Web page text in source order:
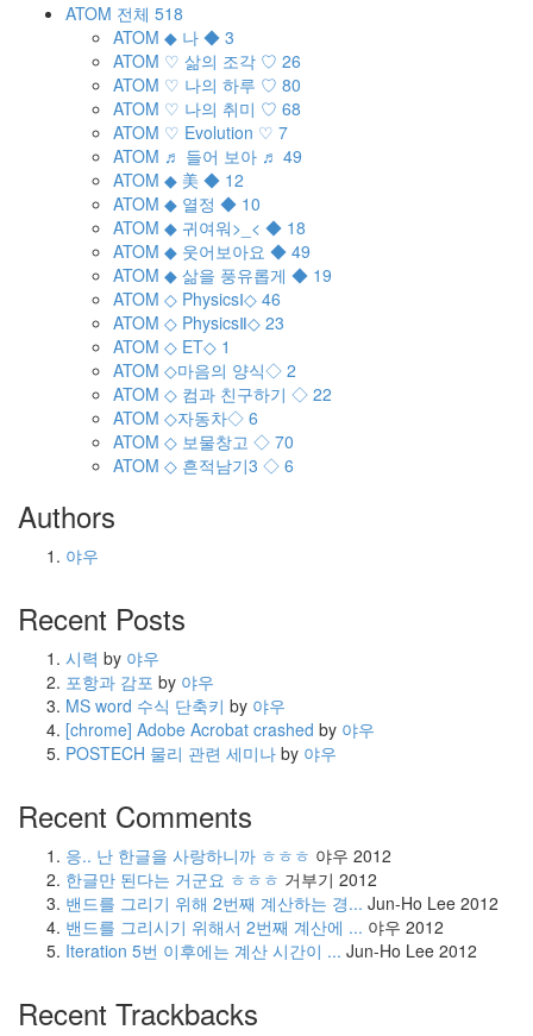
ATOM 전체 518
ATOM ◆ 나 ◆ 3
ATOM ♡ 삶의 조각 ♡ 26
ATOM ♡ 나의 하루 ♡ 80
ATOM ♡ 나의 취미 ♡ 68
ATOM ♡ Evolution ♡ 7
ATOM ♬ 들어 보아 ♬ 49
ATOM ◆ 美 ◆ 12
ATOM ◆ 열정 ◆ 10
ATOM ◆ 귀여워>_< ◆ 18
ATOM ◆ 웃어보아요 ◆ 49
ATOM ◆ 삶을 풍유롭게 ◆ 19
ATOM ◇ PhysicsⅠ◇ 46
ATOM ◇ PhysicsⅡ◇ 23
ATOM ◇ ET◇ 1
ATOM ◇마음의 양식◇ 2
ATOM ◇ 컴과 친구하기 ◇ 22
ATOM ◇자동차◇ 6
ATOM ◇ 보물창고 ◇ 70
ATOM ◇ 흔적남기3 ◇ 6
Authors
야우
Recent Posts
시력 by 야우
포항과 감포 by 야우
MS word 수식 단축키 by 야우
[chrome] Adobe Acrobat crashed by 야우
POSTECH 물리 관련 세미나 by 야우
Recent Comments
응.. 난 한글을 사랑하니까 ㅎㅎㅎ 야우 2012
한글만 된다는 거군요 ㅎㅎㅎ 거부기 2012
밴드를 그리기 위해 2번째 계산하는 경... Jun-Ho Lee 2012
밴드를 그리시기 위해서 2번째 계산에 ... 야우 2012
Iteration 5번 이후에는 계산 시간이 ... Jun-Ho Lee 2012
Recent Trackbacks